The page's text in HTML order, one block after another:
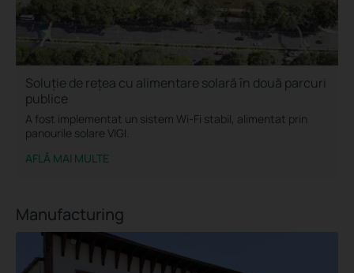
Soluție de rețea cu alimentare solară în două parcuri
publice
A fost implementat un sistem Wi-Fi stabil, alimentat prin
panourile solare VIGI.
AFLĂ MAI MULTE
Manufacturing